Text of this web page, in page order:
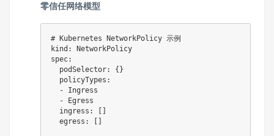
零信任网络模型
# Kubernetes NetworkPolicy 示例
kind :
spec:
podSelector: { }
policyTypes :
- Ingress
- Egress
ingress :
egress :